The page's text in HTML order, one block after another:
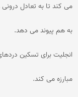
می کند تا به تعادل
به هم پیوند می دهد.
انجلیت برای تسکین
مبارزه می کند.